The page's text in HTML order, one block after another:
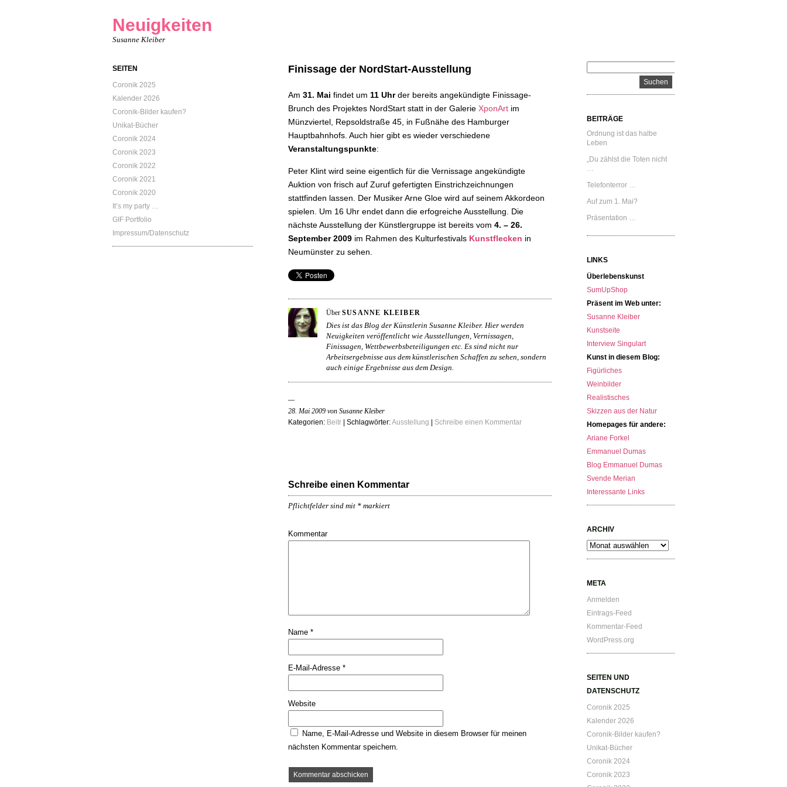
Neuigkeiten
Susanne Kleiber
SEITEN
Coronik 2025
Kalender 2026
Coronik-Bilder kaufen?
Unikat-Bücher
Coronik 2024
Coronik 2023
Coronik 2022
Coronik 2021
Coronik 2020
It’s my party …
GIF Portfolio
Impressum/Datenschutz
Finissage der NordStart-Ausstellung
Am 31. Mai findet um 11 Uhrder bereits angekündigte Finissage-
Brunch des Projektes NordStart statt in der Galerie XponArt im
Münzviertel, Repsoldstraße 45, in Fußnähe des Hamburger
Hauptbahnhofs. Auch hier gibt es wieder verschiedene
Veranstaltungspunkte:
Peter Klint wird seine eigentlich für die Vernissage angekündigte
Auktion von frisch auf Zuruf gefertigten Einstrichzeichnungen
stattfinden lassen. Der Musiker Arne Gloe wird auf seinem Akkordeon
spielen. Um 16 Uhr endet dann die erfogreiche Ausstellung. Die
nächste Ausstellung der Künstlergruppe ist bereits vom 4. – 26.
September 2009 im Rahmen des Kulturfestivals Kunstflecken in
Neumünster zu sehen.
Über SUSANNE KLEIBER
Dies ist das Blog der Künstlerin Susanne Kleiber. Hier werden
Neuigkeiten veröffentlicht wie Ausstellungen, Vernissagen,
Finissagen, Wettbewerbsbeteiligungen etc. Es sind nicht nur
Arbeitsergebnisse aus dem künstlerischen Schaffen zu sehen, sondern
auch einige Ergebnisse aus dem Design.
28. Mai 2009 von Susanne Kleiber
Kategorien: Beitr | Schlagwörter:Ausstellung Schreibe einen Kommentar
Schreibe einen Kommentar
Pflichtfelder sind mit * markiert
Kommentar
Name *
E-Mail-Adresse *
Website
Name, E-Mail-Adresse und Website in diesem Browser für meinen
nächsten Kommentar speichern.
BEITRÄGE
Ordnung ist das halbe
Leben
„Du zählst die Toten nicht
…
Telefonterror …
Auf zum 1. Mai?
Präsentation …
LINKS
Überlebenskunst
SumUpShop
Präsent im Web unter:
Susanne Kleiber
Kunstseite
Interview Singulart
Kunst in diesem Blog:
Figürliches
Weinbilder
Realistisches
Skizzen aus der Natur
Homepages für andere:
Ariane Forkel
Emmanuel Dumas
Blog Emmanuel Dumas
Svende Merian
Interessante Links
ARCHIV
Archiv
META
Anmelden
Eintrags-Feed
Kommentar-Feed
WordPress.org
SEITEN UND
DATENSCHUTZ
Coronik 2025
Kalender 2026
Coronik-Bilder kaufen?
Unikat-Bücher
Coronik 2024
Coronik 2023